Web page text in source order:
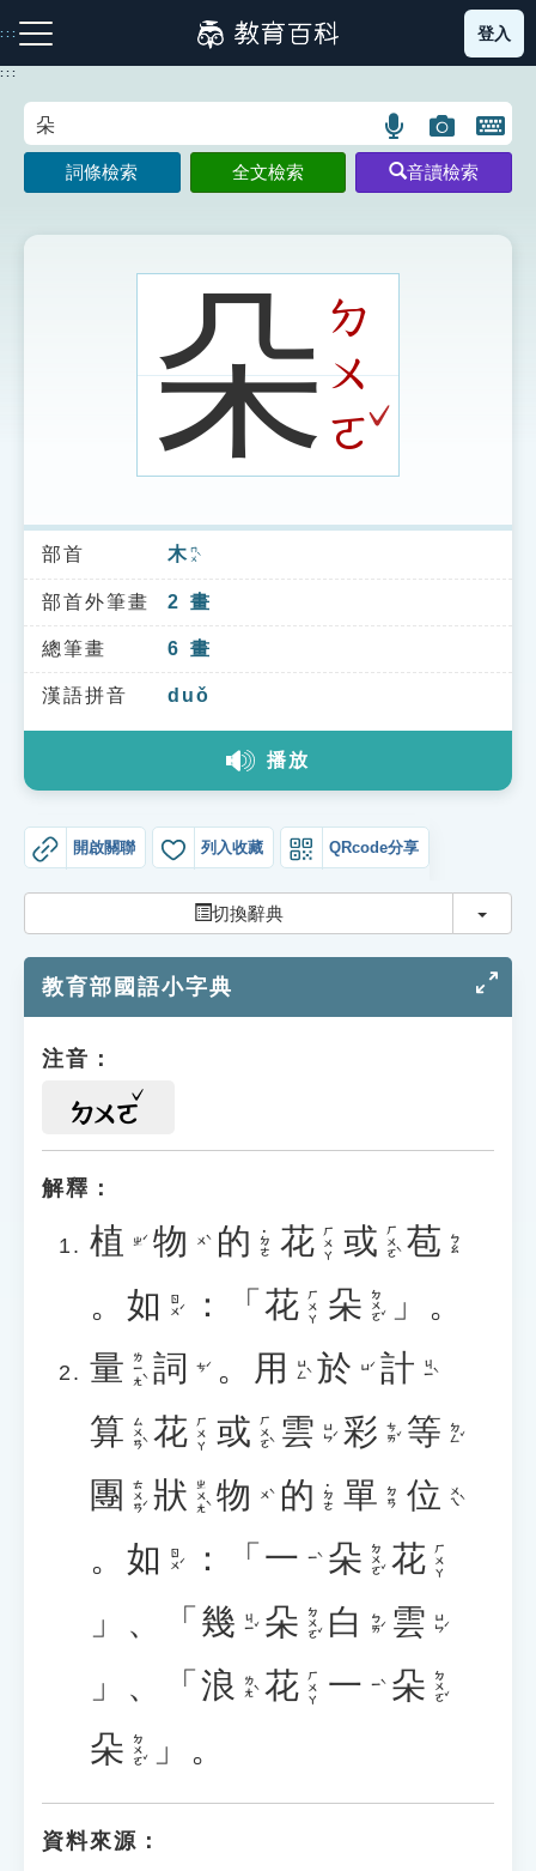
到
主
:::
注音索引圖示 筆畫索引圖示 部首索引表圖示
索引選單
知識索引
單字索引
生命大百科索引
教學應用
貓頭鷹博士
登入
:::
語
言
搜
示
圖
片
搜
開
鍵
圖
詞條檢索 全文檢索 音讀檢索
朵ㄉ
ㄨ
ㄛ
ˇ
部首 木ㄇㄨˋ
部首外筆畫 2 畫
總筆畫 6 畫
漢語拼音 duǒ
播放
開啟關聯 列入收藏 QRcode分享
切換辭典 切換
教育部國語小字典
注音：
ㄉㄨㄛ
解釋：
植 ㄓˊ 物 ㄨˋ 的 ˙ㄉㄜ 花 ㄏㄨㄚ 或 ㄏㄨㄛˋ 苞 ㄅㄠ
。 如 ㄖㄨˊ ：「 花 ㄏㄨㄚ 朵 ㄉㄨㄛˇ
」。
量 ㄌㄧㄤˋ 詞 ㄘˊ 。 用 ㄩㄥˋ 於 ㄩˊ 計 ㄐㄧˋ
算 ㄙㄨㄢˋ 花 ㄏㄨㄚ 或 ㄏㄨㄛˋ 雲 ㄩㄣˊ 彩 ㄘㄞˇ 等 ㄉㄥˇ
團 ㄊㄨㄢˊ 狀 ㄓㄨㄤˋ 物 ㄨˋ 的 ˙ㄉㄜ 單 ㄉㄢ 位 ㄨㄟˋ
。 如 ㄖㄨˊ ：「 一 ㄧˋ 朵 ㄉㄨㄛˇ 花 ㄏㄨㄚ
」、「 幾 ㄐㄧˇ 朵 ㄉㄨㄛˇ 白 ㄅㄞˊ 雲 ㄩㄣˊ
」、「 浪 ㄌㄤˋ 花 ㄏㄨㄚ 一 ㄧˋ 朵 ㄉㄨㄛˇ
朵 ㄉㄨㄛˇ 」。
資料來源：